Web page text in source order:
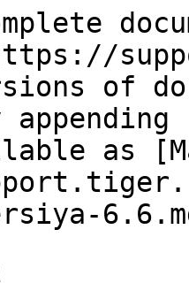
of
as